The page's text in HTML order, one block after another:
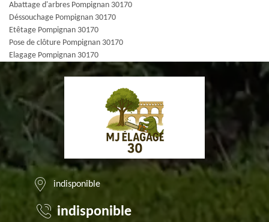
Abattage d'arbres Pompignan 30170
Déssouchage Pompignan 30170
Etêtage Pompignan 30170
Pose de clôture Pompignan 30170
Elagage Pompignan 30170
indisponible
indisponible